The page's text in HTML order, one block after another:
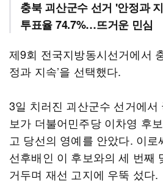
충북 괴산군수 선거 '안정과
투표율 74.7%…뜨거운 민심
제9회 전국지방동시선거에서
정과 지속’을 선택했다.
3일 치러진 괴산군수 선거에서
보가 더불어민주당 이차영 후
고 당선의 영예를 안았다. 이로
선후배인 이 후보와의 세 번째
거두며 재선 고지에 우뚝 섰다.